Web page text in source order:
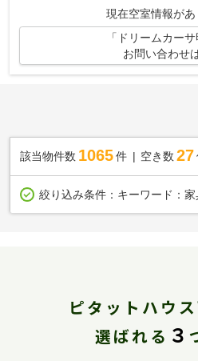
現在空室情報があ
「ドリームカー
お問い合わせ
該当物件数 1065件 空き数 27
絞り込み条件： キーワード：
ピタットハウ
選ばれる ３